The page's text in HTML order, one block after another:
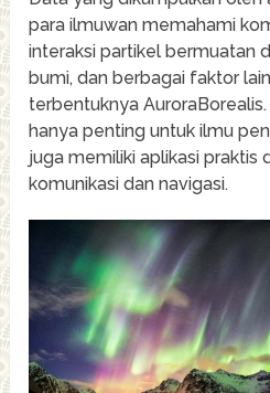
para ilmuwan memahami
interaksi partikel bermuatan
bumi, dan berbagai faktor
terbentuknya
hanya penting untuk ilmu
juga memiliki aplikasi praktis
komunikasi dan navigasi.